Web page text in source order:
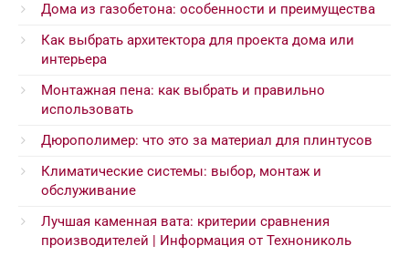
Дома из газобетона: особенности и преимущества
Как выбрать архитектора для проекта дома или
интерьера
Монтажная пена: как выбрать и правильно
использовать
Дюрополимер: что это за материал для плинтусов
Климатические системы: выбор, монтаж и
обслуживание
Лучшая каменная вата: критерии сравнения
производителей | Информация от Технониколь